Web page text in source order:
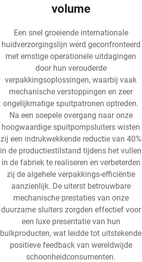
volume
Een snel groeiende internationale
huidverzorgingslijn werd geconfronteerd
met ernstige operationele uitdagingen
door hun verouderde
verpakkingsoplossingen, waarbij vaak
mechanische verstoppingen en zeer
ongelijkmatige spuitpatronen optreden.
Na een soepele overgang naar onze
hoogwaardige spuitpompsluiters wisten
zij een indrukwekkende reductie van 40%
in de productiestilstand tijdens het vullen
in de fabriek te realiseren en verbeterden
zij de algehele verpakkings-efficiëntie
aanzienlijk. De uiterst betrouwbare
mechanische prestaties van onze
duurzame sluiters zorgden effectief voor
een luxe presentatie van hun
bulkproducten, wat leidde tot uitstekende
positieve feedback van wereldwijde
schoonheidconsumenten.